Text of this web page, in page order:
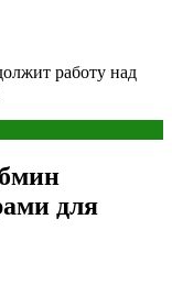
работу над
для